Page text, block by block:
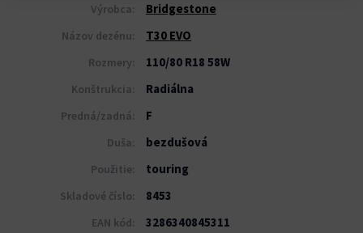
Výrobca: Bridgestone
Názov dezénu: T30 EVO
Rozmery: 110/80 R18 58W
Konštrukcia: Radiálna
Predná/zadná: F
Duša: bezdušová
Použitie: touring
Skladové číslo: 8453
EAN kód: 3286340845311